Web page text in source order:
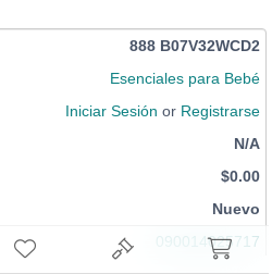
888 B07V32WCD2
Esenciales para Bebé
Iniciar Sesión or Registrarse
N/A
$0.00
Nuevo
090014025717